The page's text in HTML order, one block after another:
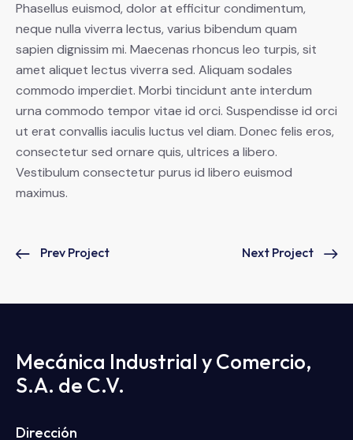
Phasellus euismod, dolor at efficitur condimentum,
neque nulla viverra lectus, varius bibendum quam
sapien dignissim mi. Maecenas rhoncus leo turpis, sit
amet aliquet lectus viverra sed. Aliquam sodales
commodo imperdiet. Morbi tincidunt ante interdum
urna commodo tempor vitae id orci. Suspendisse id orci
ut erat convallis iaculis luctus vel diam. Donec felis eros,
consectetur sed ornare quis, ultrices a libero.
Vestibulum consectetur purus id libero euismod
maximus.
Prev Project Next Project
Mecánica Industrial y Comercio,
S.A. de C.V.
Dirección